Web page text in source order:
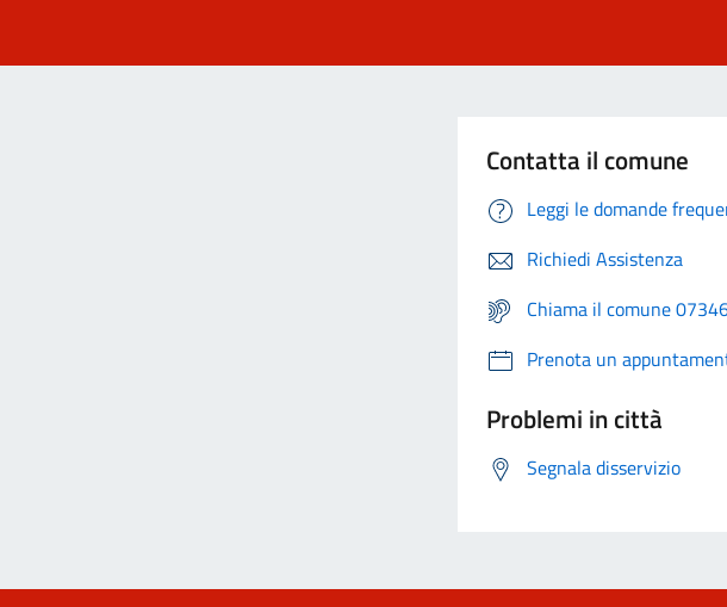
Contatta il comune
Leggi le domande
Richiedi Assistenza
Chiama il comune
Prenota un
Problemi in città
Segnala disservizio